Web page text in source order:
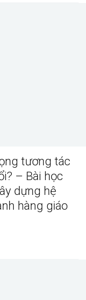
tương tác
– Bài học
dựng hệ
hàng giáo